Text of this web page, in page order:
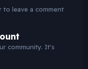
to leave a comment
community. It's